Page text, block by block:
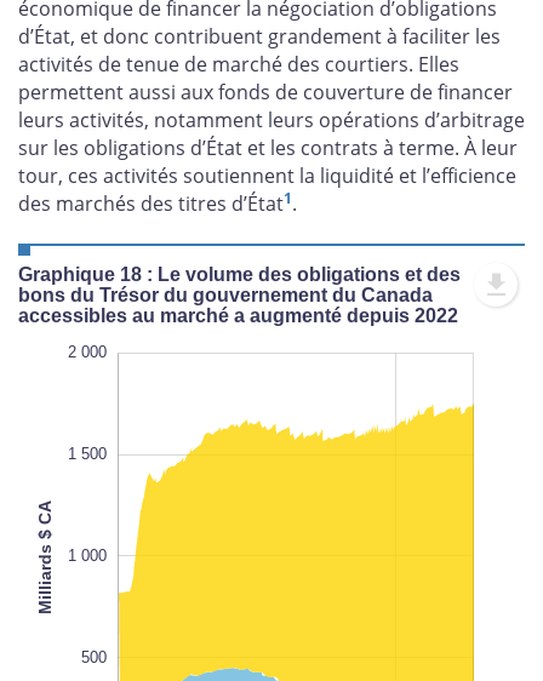
économique de financer la négociation d’obligations
d’État, et donc contribuent grandement à faciliter les
activités de tenue de marché des courtiers. Elles
permettent aussi aux fonds de couverture de financer
leurs activités, notamment leurs opérations d’arbitrage
sur les obligations d’État et les contrats à terme. À leur
tour, ces activités soutiennent la liquidité et l’efficience
des marchés des titres d’État1.
Graphique 18 : Le volume des obligations et des
bons du Trésor du gouvernement du Canada
accessibles au marché a augmenté depuis 2022
Milliards $ CA 1 000
2 000
1 500
1 000
500